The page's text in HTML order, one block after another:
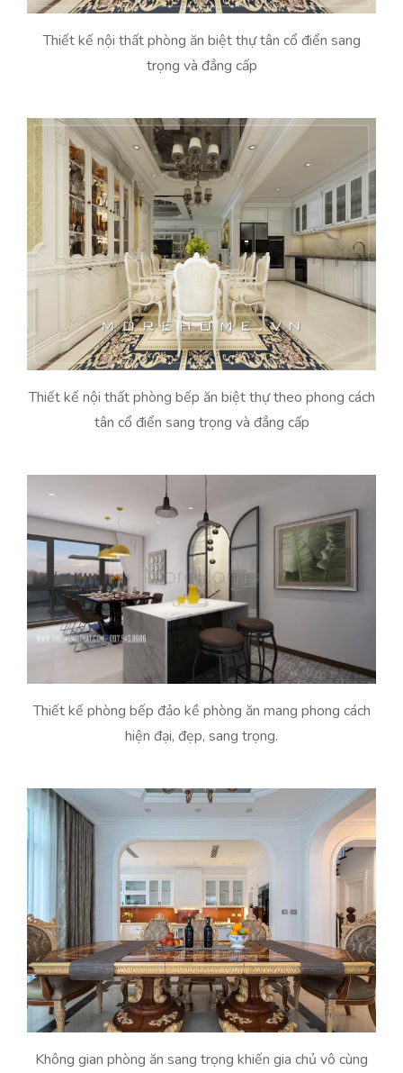
Thiết kế nội thất phòng ăn biệt thự tân cổ điển sang
trọng và đẳng cấp
Thiết kế nội thất phòng bếp ăn biệt thự theo phong cách
tân cổ điển sang trọng và đẳng cấp
Thiết kế phòng bếp đảo kề phòng ăn mang phong cách
hiện đại, đẹp, sang trọng.
Không gian phòng ăn sang trọng khiến gia chủ vô cùng